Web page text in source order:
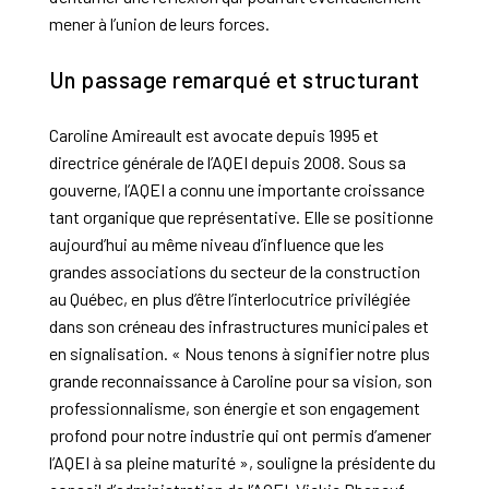
mener à l’union de leurs forces.
Un passage remarqué et structurant
Caroline Amireault est avocate depuis 1995 et
directrice générale de l’AQEI depuis 2008. Sous sa
gouverne, l’AQEI a connu une importante croissance
tant organique que représentative. Elle se positionne
aujourd’hui au même niveau d’influence que les
grandes associations du secteur de la construction
au Québec, en plus d’être l’interlocutrice privilégiée
dans son créneau des infrastructures municipales et
en signalisation. « Nous tenons à signifier notre plus
grande reconnaissance à Caroline pour sa vision, son
professionnalisme, son énergie et son engagement
profond pour notre industrie qui ont permis d’amener
l’AQEI à sa pleine maturité », souligne la présidente du